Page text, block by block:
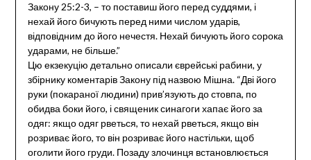
Закону 25:2-3, – то поставиш його перед суддями, і
нехай його бичують перед ними числом ударів,
відповідним до його нечестя. Нехай бичують його сорока
ударами, не більше.”
Цю екзекуцію детально описали єврейські рабини, у
збірнику коментарів Закону під назвою Мішна. “Дві його
руки (покараної людини) прив’язують до стовпа, по
обидва боки його, і священик синагоги хапає його за
одяг: якщо одяг рветься, то нехай рветься, якщо він
розриває його, то він розриває його настільки, щоб
оголити його груди. Позаду злочинця встановлюється